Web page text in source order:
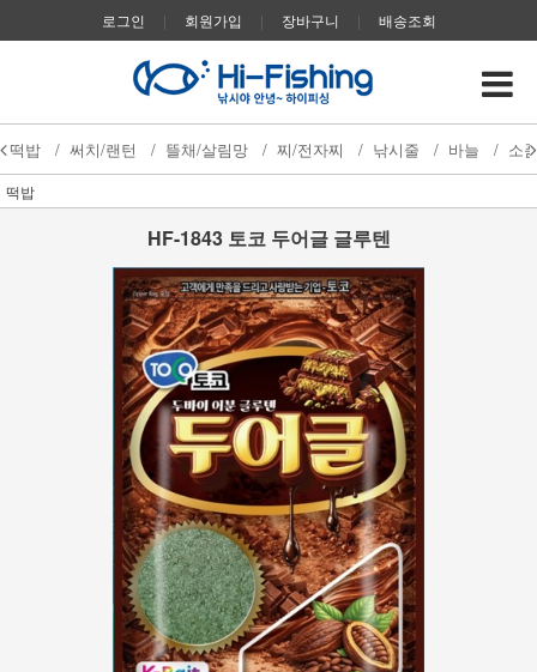
로그인 | 회원가입 | 장바구니 | 배송조회
떡밥 / 써치/랜턴 / 뜰채/살림망 / 찌/전자찌 / 낚시줄 / 바늘 / 소
떡밥
HF-1843 토코 두어글 글루텐